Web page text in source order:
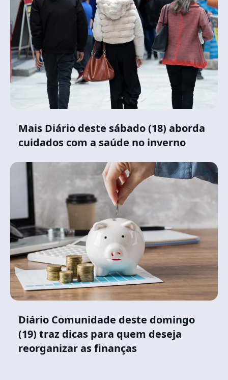
Mais Diário deste sábado (18) aborda
cuidados com a saúde no inverno
Diário Comunidade deste domingo
(19) traz dicas para quem deseja
reorganizar as finanças